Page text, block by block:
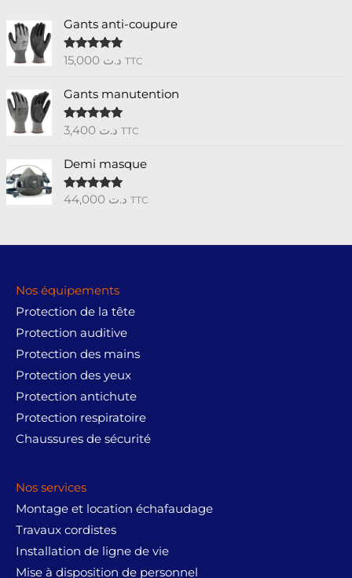
Gants anti-coupure
Note5.00د.ت TTC
Gants manutention
Note5.00د.ت TTC
Demi masque
Note5.00د.ت TTC
Nos équipements
Protection de la tête
Protection auditive
Protection des mains
Protection des yeux
Protection antichute
Protection respiratoire
Chaussures de sécurité
Nos services
Montage et location échafaudage
Travaux cordistes
Installation de ligne de vie
Mise à disposition de personnel